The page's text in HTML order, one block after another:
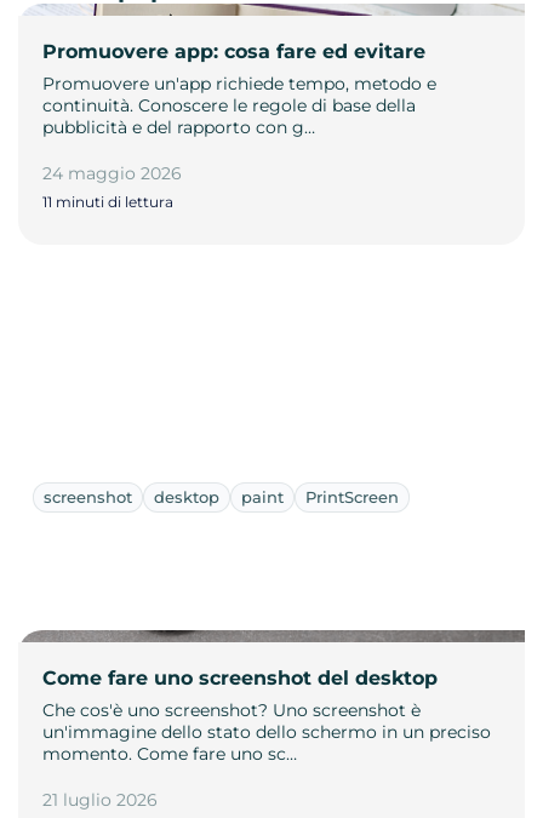
Promuovere app: cosa fare ed evitare
Promuovere un'app richiede tempo, metodo e
continuità. Conoscere le regole di base della
pubblicità e del rapporto con g…
24 maggio 2026
11 minuti di lettura
screenshot desktop paint PrintScreen
Come fare uno screenshot del desktop
Che cos'è uno screenshot? Uno screenshot è
un'immagine dello stato dello schermo in un preciso
momento. Come fare uno sc…
21 luglio 2026